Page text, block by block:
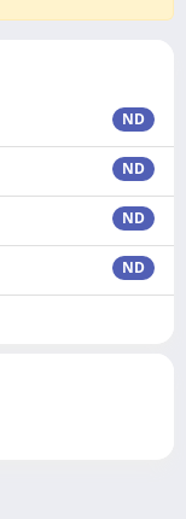
ND
ND
ND
ND